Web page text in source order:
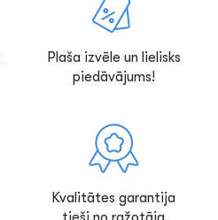
Plaša izvēle un lielisks
piedāvājums!
Kvalitātes garantija